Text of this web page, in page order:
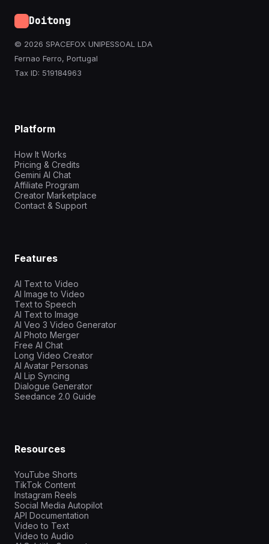
Doitong
© 2026 SPACEFOX UNIPESSOAL LDA
Fernao Ferro, Portugal
Tax ID: 519184963
Platform
How It Works
Pricing & Credits
Gemini AI Chat
Affiliate Program
Creator Marketplace
Contact & Support
Features
AI Text to Video
AI Image to Video
Text to Speech
AI Text to Image
AI Veo 3 Video Generator
AI Photo Merger
Free AI Chat
Long Video Creator
AI Avatar Personas
AI Lip Syncing
Dialogue Generator
Seedance 2.0 Guide
Resources
YouTube Shorts
TikTok Content
Instagram Reels
Social Media Autopilot
API Documentation
Video to Text
Video to Audio